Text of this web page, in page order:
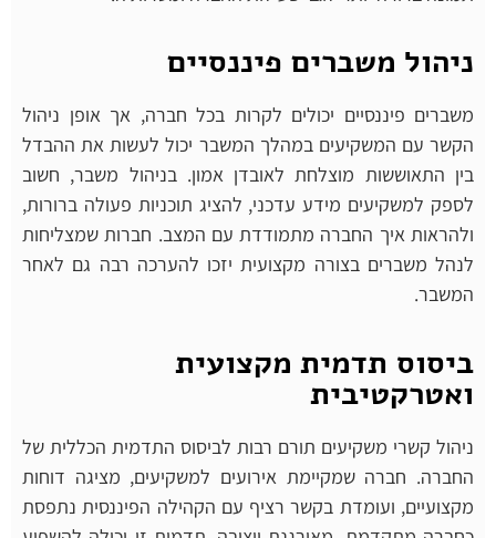
ניהול משברים פיננסיים
משברים פיננסיים יכולים לקרות בכל חברה, אך אופן ניהול
הקשר עם המשקיעים במהלך המשבר יכול לעשות את ההבדל
בין התאוששות מוצלחת לאובדן אמון. בניהול משבר, חשוב
לספק למשקיעים מידע עדכני, להציג תוכניות פעולה ברורות,
ולהראות איך החברה מתמודדת עם המצב. חברות שמצליחות
לנהל משברים בצורה מקצועית יזכו להערכה רבה גם לאחר
המשבר.
ביסוס תדמית מקצועית
ואטרקטיבית
ניהול קשרי משקיעים תורם רבות לביסוס התדמית הכללית של
החברה. חברה שמקיימת אירועים למשקיעים, מציגה דוחות
מקצועיים, ועומדת בקשר רציף עם הקהילה הפיננסית נתפסת